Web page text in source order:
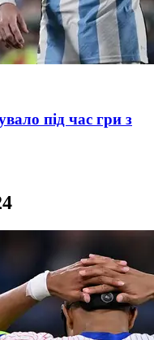
під час гри з